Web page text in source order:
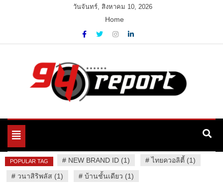
วันจันทร์, สิงหาคม 10, 2026
Home
94 Report.com
Toggle
POPULAR TAG # NEW BRAND ID (1) #ไทยควอลิตี้ (1)
# วนาสิริพลัส (1) # บ้านชั้นเดียว (1)